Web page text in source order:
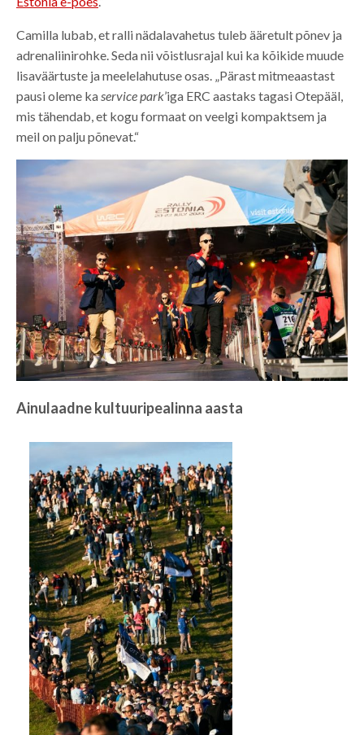
Camilla lubab, et ralli nädalavahetus tuleb ääretult põnev ja
adrenaliinirohke. Seda nii võistlusrajal kui ka kõikide muude
lisaväärtuste ja meelelahutuse osas. „Pärast mitmeaastast
pausi oleme kaservice park’iga ERC aastaks tagasi Otepääl,
mis tähendab, et kogu formaat on veelgi kompaktsem ja
meil on palju põnevat.“
Ainulaadne kultuuripealinna aasta